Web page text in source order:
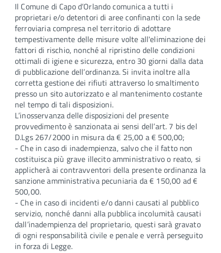
Il Comune di Capo d’Orlando comunica a tutti i
proprietari e/o detentori di aree confinanti con la sede
ferroviaria compresa nel territorio di adottare
tempestivamente delle misure volte all'eliminazione dei
fattori di rischio, nonché al ripristino delle condizioni
ottimali di igiene e sicurezza, entro 30 giorni dalla data
di pubblicazione dell’ordinanza. Si invita inoltre alla
corretta gestione dei rifiuti attraverso lo smaltimento
presso un sito autorizzato e al mantenimento costante
nel tempo di tali disposizioni.
L’inosservanza delle disposizioni del presente
provvedimento è sanzionata ai sensi dell’art. 7 bis del
D.Lgs 267/2000 in misura da € 25,00 a € 500,00;
- Che in caso di inadempienza, salvo che il fatto non
costituisca più grave illecito amministrativo o reato, si
applicherà ai contravventori della presente ordinanza la
sanzione amministrativa pecuniaria da € 150,00 ad €
500,00.
- Che in caso di incidenti e/o danni causati al pubblico
servizio, nonché danni alla pubblica incolumità causati
dall’inadempienza del proprietario, questi sarà gravato
di ogni responsabilità civile e penale e verrà perseguito
in forza di Legge.